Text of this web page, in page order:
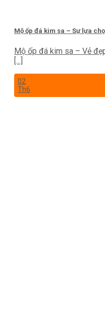
Mộ ốp đá kim sa – Sự lựa
Mộ ốp đá kim sa – Vẻ
[...]
02
Th6